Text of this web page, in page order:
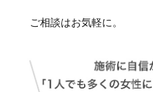
ご相談はお気軽に。